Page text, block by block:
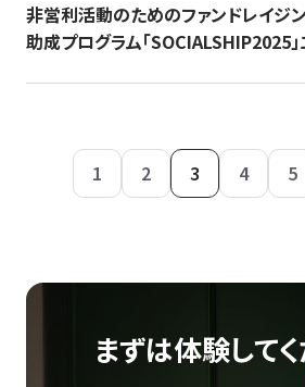
非営利活動のためのファンドレイジ
助成プログラム「SOCIALSHIP2025
1 2 3 4 5
まずは体験してく